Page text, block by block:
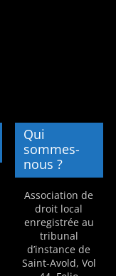
Qui
sommes-
nous ?
Association de
droit local
enregistrée au
tribunal
d’instance de
Saint-Avold, Vol